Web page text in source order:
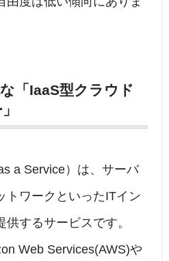
「IaaS型クラウド
a Service）は、サーバ
トワークといったITイン
するサービスです。
Web Services(AWS)や